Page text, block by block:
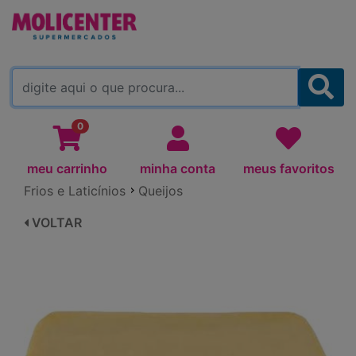
MOLICENTER ARAPONGAS
0
meu carrinho minha conta
meus favoritos
Frios e Laticínios
Queijos
VOLTAR